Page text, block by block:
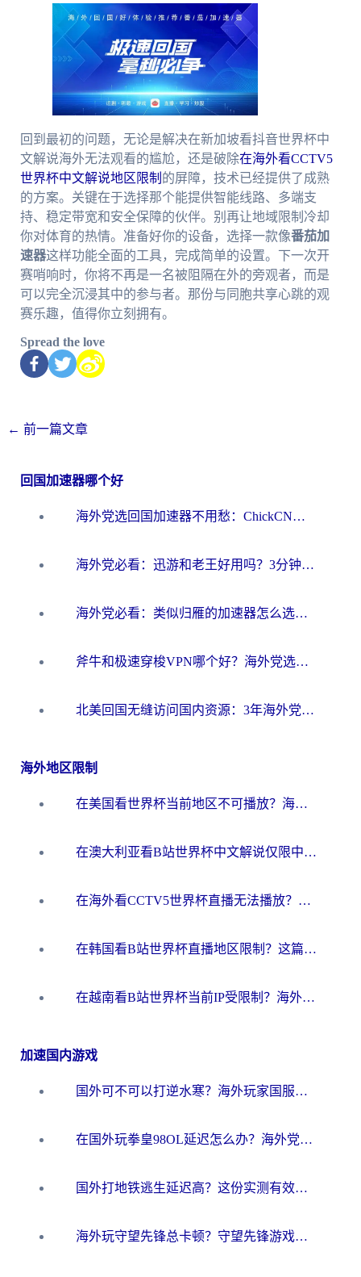
回到最初的问题，无论是解决在新加坡看抖音世界杯中
文解说海外无法观看的尴尬，还是破除在海外看CCTV5
世界杯中文解说地区限制 的屏障，技术已经提供了成熟
的方案。关键在于选择那个能提供智能线路、多端支
持、稳定带宽和安全保障的伙伴。别再让地域限制冷却
你对体育的热情。准备好你的设备，选择一款像番茄加
速器这样功能全面的工具，完成简单的设置。下一次开
赛哨响时，你将不再是一名被阻隔在外的旁观者，而是
可以完全沉浸其中的参与者。那份与同胞共享心跳的观
赛乐趣，值得你立刻拥有。
Spread the love
← 前一篇文章
回国加速器哪个好
海外党选回国加速器不用愁：ChickCN和洞见哪个好？一篇搞定所有疑问
海外党必看：迅游和老王好用吗？3分钟选对加速国内网络的加速器
海外党必看：类似归雁的加速器怎么选？一篇搞定无缝访问国内资源
斧牛和极速穿梭VPN哪个好？海外党选回国加速器必看的真实对比与避坑指南
北美回国无缝访问国内资源：3年海外党亲测的加速器选择指南
海外地区限制
在美国看世界杯当前地区不可播放？海外党体育观赛终极指南来了！
在澳大利亚看B站世界杯中文解说仅限中国大陆？这篇指南帮你打破限制看遍赛事
在海外看CCTV5世界杯直播无法播放？这篇指南让你和国内球迷同步呐喊
在韩国看B站世界杯直播地区限制？这篇指南让你告别“当前地区不可播放”
在越南看B站世界杯当前IP受限制？海外党体育观赛终极指南来了
加速国内游戏
国外可不可以打逆水寒？海外玩家国服畅玩终极指南（附漫威荒野乱斗加速方案）
在国外玩拳皇98OL延迟怎么办？海外党亲测有效的低延迟指南
国外打地铁逃生延迟高？这份实测有效的低延迟指南帮你吃鸡
海外玩守望先锋总卡顿？守望先锋游戏加速器在哪里买&避坑指南（附欧洲非洲游戏实测）